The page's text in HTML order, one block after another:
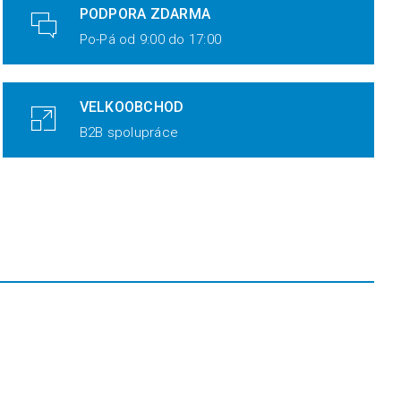
PODPORA ZDARMA
Po-Pá od 9:00 do 17:00
VELKOOBCHOD
B2B spolupráce